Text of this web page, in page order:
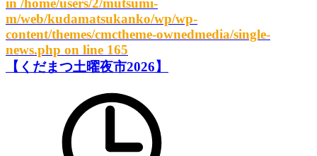
in /home/users/2/mutsumi-
m/web/kudamatsukanko/wp/wp-
content/themes/cmctheme-ownedmedia/single-
news.php on line 165
【くだまつ土曜夜市2026】